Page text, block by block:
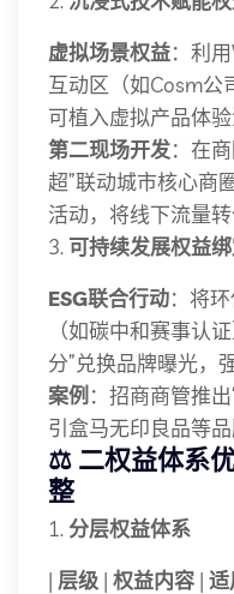
虚拟场景权益：利
互动区（如Cosm公
可植入虚拟产品体验
第二现场开发：在
超”联动城市核心商
活动，将线下流量转
3. 可持续发展权益
ESG联合行动：将
（如碳中和赛事认
分”兑换品牌曝光，
案例 ：招商商管推
引盒马无印良品等
⚖️ 二权益体系
整
1. 分层权益体系
| 层级 | 权益内容 | 适